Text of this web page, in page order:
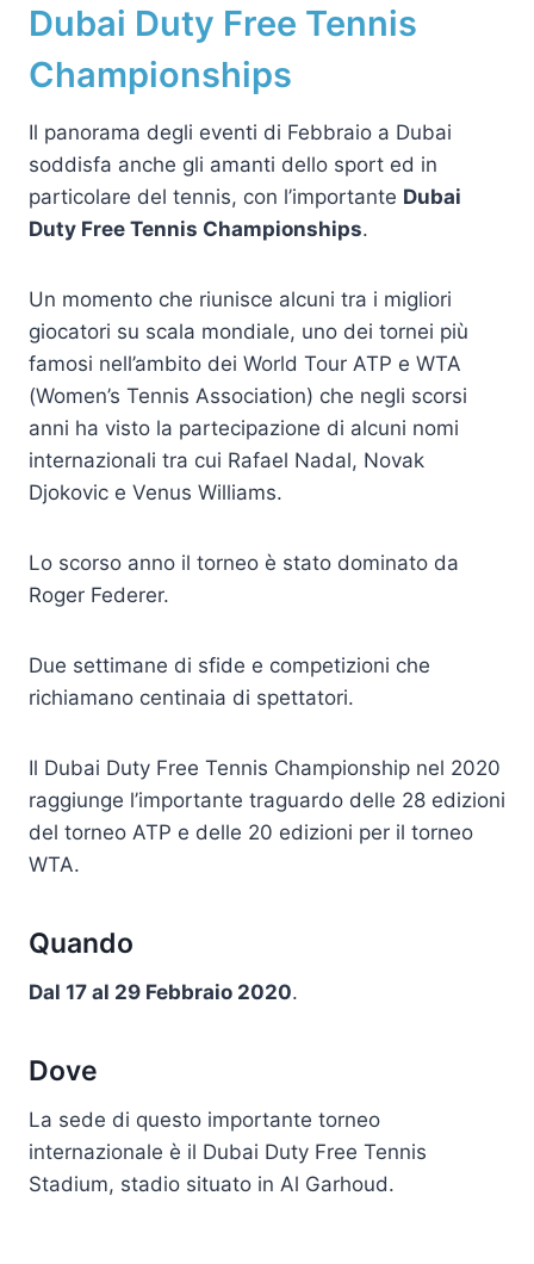
Dubai Duty Free Tennis
Championships
Il panorama degli eventi di Febbraio a Dubai
soddisfa anche gli amanti dello sport ed in
particolare del tennis, con l’importante Dubai
Duty Free Tennis Championships.
Un momento che riunisce alcuni tra i migliori
giocatori su scala mondiale, uno dei tornei più
famosi nell’ambito dei World Tour ATP e WTA
(Women’s Tennis Association) che negli scorsi
anni ha visto la partecipazione di alcuni nomi
internazionali tra cui Rafael Nadal, Novak
Djokovic e Venus Williams.
Lo scorso anno il torneo è stato dominato da
Roger Federer.
Due settimane di sfide e competizioni che
richiamano centinaia di spettatori.
Il Dubai Duty Free Tennis Championship nel 2020
raggiunge l’importante traguardo delle 28 edizioni
del torneo ATP e delle 20 edizioni per il torneo
WTA.
Quando
Dal 17 al 29 Febbraio 2020.
Dove
La sede di questo importante torneo
internazionale è il Dubai Duty Free Tennis
Stadium, stadio situato in Al Garhoud.